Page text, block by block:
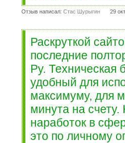
Отзыв написал: Стас Шурыгин 29
Раскруткой
последние
Ру. Техническая
удобный для
максимуму, для
минута на
наработок в
это по личному